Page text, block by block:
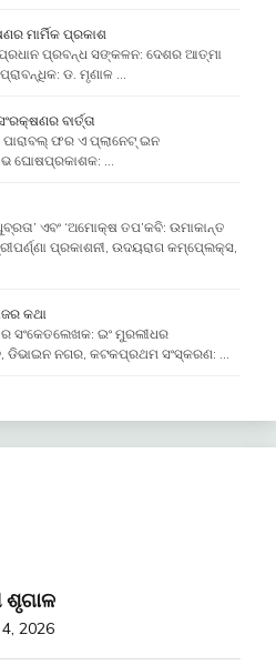
ମାର୍ମିକ ପ୍ରକାଶ
ପ୍ରବନ୍ଧ ସଙ୍କଳନ: ଦେଶର ଆତ୍ମା
ଡ. ମୃଣାଳ …
ବାର୍ତ୍ତା
ପାରାବଲ୍ ଫର ଏ ପ୍ଲାନେଟ୍ ଇନ
ଘୋଷପ୍ରକାଶକ: …
ଏବଂ ‘ଅମୋକ୍ଷ ତପ’କବି: ଉମାକାନ୍ତ
ପ୍ରକାଶନୀ, ଉଦୟରାଗ କମ୍ପେ୍ଲକ୍ସ,
କଥା
ସଂକେତଲେଖକ: ଇଂ ମୁରଲୀଧର
ଡିଭାଇନ ନଗର, କଟକପ୍ରଥମ ସଂସ୍କରଣ: …
ଶୃଗାଳ
2026